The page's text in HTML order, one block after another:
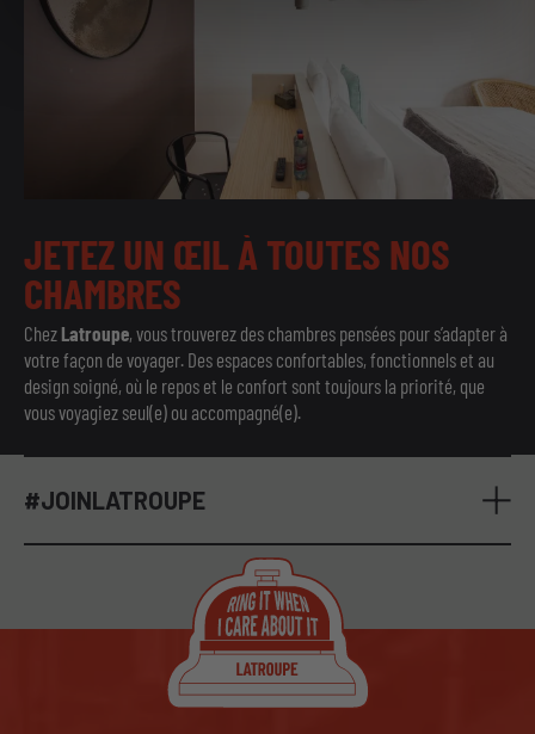
JETEZUN ŒILÀ TOUTES NOS
CHAMBRES
Chez Latroupe, vous trouverez des chambres pensées pour s’adapter à
votre façon de voyager. Des espaces confortables, fonctionnels et au
design soigné, où le repos et le confort sont toujours la priorité, que
vous voyagiez seul(e) ou accompagné(e).
#JOINLATROUPE